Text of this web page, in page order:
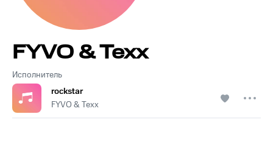
Исполнитель
FYVO & Texx
rockstar
FYVO & Texx